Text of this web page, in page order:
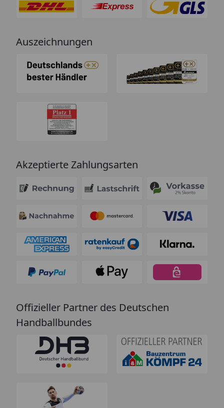
Auszeichnungen
Akzeptierte Zahlungsarten
Offizieller Partner des Deutschen
Handballbundes